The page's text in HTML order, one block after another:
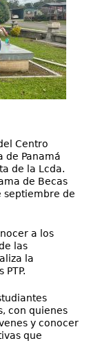
Centro
de Panamá
de la Lcda.
de Becas
septiembre de
a los
las
la
con quienes
y conocer
que